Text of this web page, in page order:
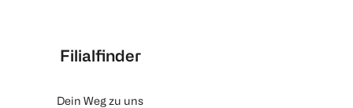
Filialfinder
Dein Weg zu uns